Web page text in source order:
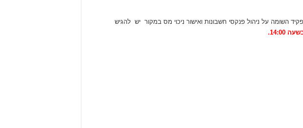
השומה על ניהול פנקסי חשבונות ואישור ניכוי מס במקור יש להגיש
14:00.